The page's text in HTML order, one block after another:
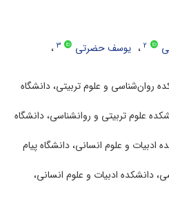
2 یوسف حضرتی 3
روان‌شناسی و علوم تربیتی، دانشگاه
علوم تربیتی و روانشناسی، دانشگاه
ادبیات و علوم انسانی، دانشگاه پیام
دانشکده ادبیات و علوم انسانی،